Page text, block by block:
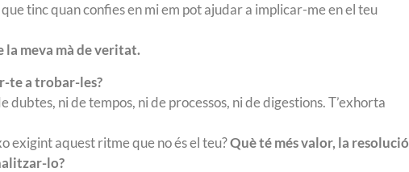
tinc quan confies en mi em pot ajudar a implicar-me en el teu
meva mà de veritat.
te a trobar-les?
dubtes, ni de tempos, ni de processos, ni de digestions. T’exhorta
exigint aquest ritme que no és el teu?Què té més valor, la resolució
lo?